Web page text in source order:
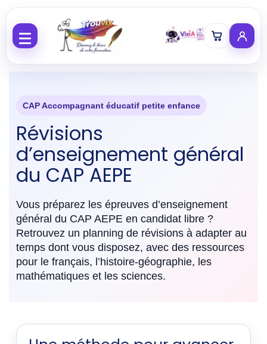
CAP Accompagnant éducatif petite enfance
Révisions
d’enseignement général
du CAP AEPE
Vous préparez les épreuves d’enseignement
général du CAP AEPE en candidat libre ?
Retrouvez un planning de révisions à adapter au
temps dont vous disposez, avec des ressources
pour le français, l’histoire-géographie, les
mathématiques et les sciences.